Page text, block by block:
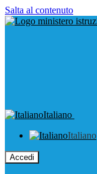
Salta al contenuto
Italiano
Italiano
Accedi